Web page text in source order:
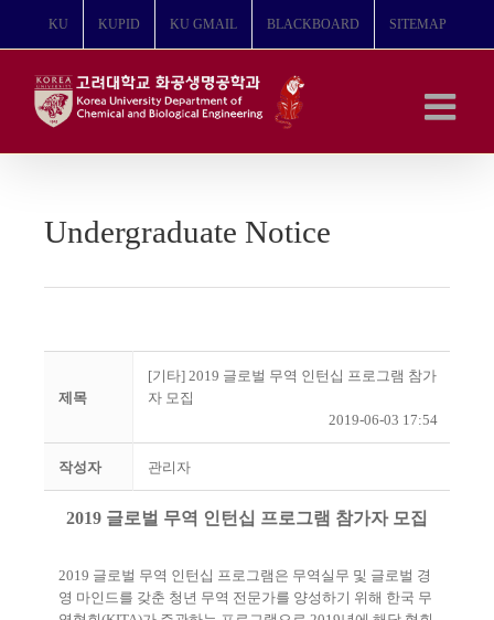
뛰
KU KUPID KU GMAIL BLACKBOARD SITEMAP
Undergraduate Notice
제목
[기타] 2019 글로벌 무역 인턴십 프로그램 참가
자 모집
2019-06-03 17:54
작성자 관리자
2019 글로벌 무역 인턴십 프로그램 참가자 모집
2019 글로벌 무역 인턴십 프로그램은 무역실무 및 글로벌 경
영 마인드를 갖춘 청년 무역 전문가를 양성하기 위해 한국 무